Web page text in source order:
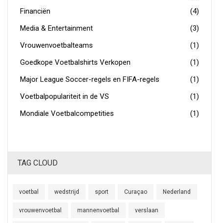
Financiën
(4)
Media & Entertainment
(3)
Vrouwenvoetbalteams
(1)
Goedkope Voetbalshirts Verkopen
(1)
Major League Soccer-regels en FIFA-regels
(1)
Voetbalpopulariteit in de VS
(1)
Mondiale Voetbalcompetities
(1)
TAG CLOUD
voetbal wedstrijd sport Curaçao Nederland
vrouwenvoetbal mannenvoetbal verslaan